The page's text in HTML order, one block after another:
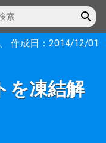
、 作成日： 2014/12/01
を凍結解